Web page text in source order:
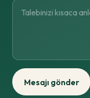
Mesajı gönder